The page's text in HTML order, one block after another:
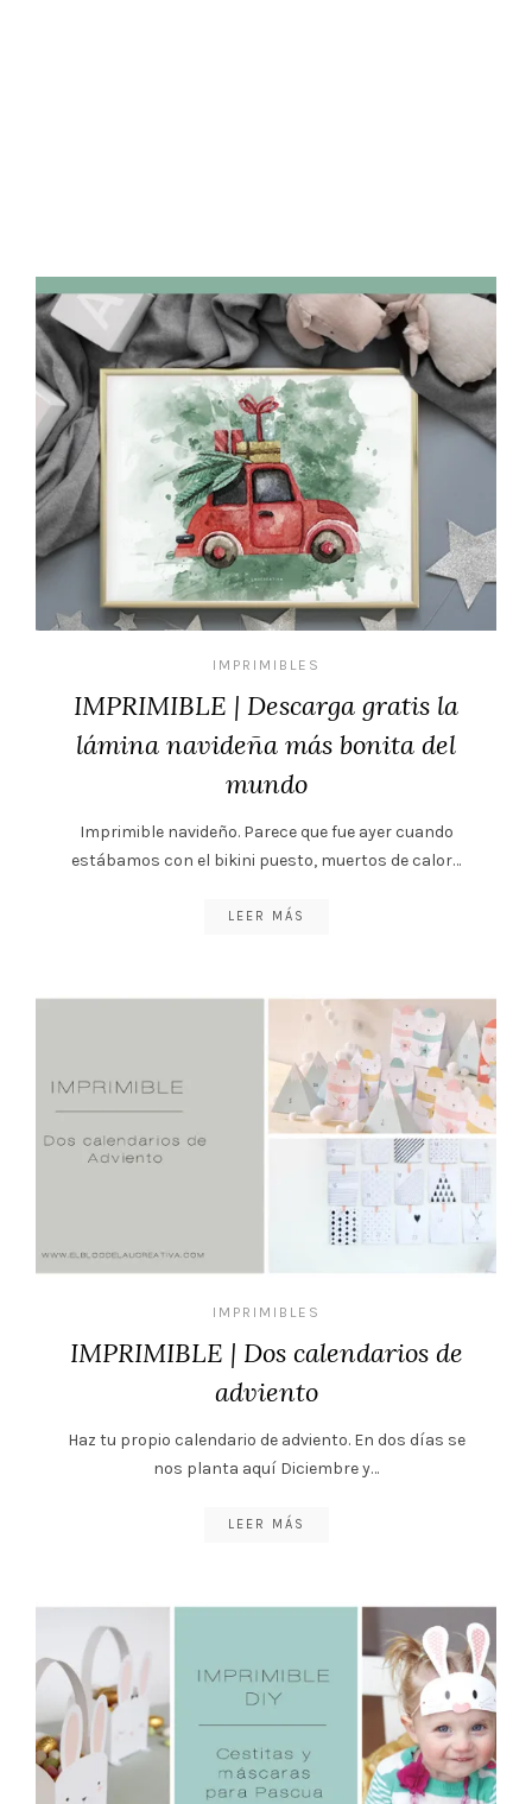
IMPRIMIBLES
IMPRIMIBLE | Descarga gratis la
lámina navideña más bonita del
mundo
Imprimible navideño. Parece que fue ayer cuando
estábamos con el bikini puesto, muertos de calor…
LEER MÁS
IMPRIMIBLES
IMPRIMIBLE | Dos calendarios de
adviento
Haz tu propio calendario de adviento. En dos días se
nos planta aquí Diciembre y…
LEER MÁS